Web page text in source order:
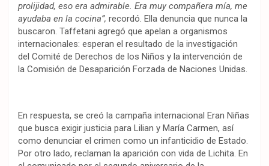
prolijidad, eso era admirable. Era muy compañera mía, me
ayudaba en la cocina”, recordó. Ella denuncia que nunca la
buscaron. Taffetani agregó que apelan a organismos
internacionales: esperan el resultado de la investigación
del Comité de Derechos de los Niños y la intervención de
la Comisión de Desaparición Forzada de Naciones Unidas.
En respuesta, se creó la campaña internacional Eran Niñas
que busca exigir justicia para Lilian y María Carmen, así
como denunciar el crimen como un infanticidio de Estado.
Por otro lado, reclaman la aparición con vida de Lichita. En